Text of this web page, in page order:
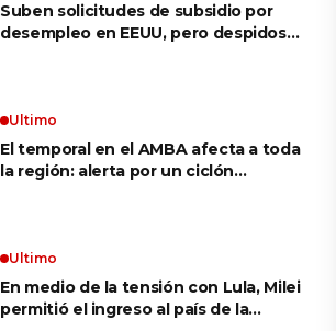
Suben solicitudes de subsidio por
desempleo en EEUU, pero despidos
Ultimo
El temporal en el AMBA afecta a toda
la región: alerta por un ciclón
Ultimo
En medio de la tensión con Lula, Milei
permitió el ingreso al país de la